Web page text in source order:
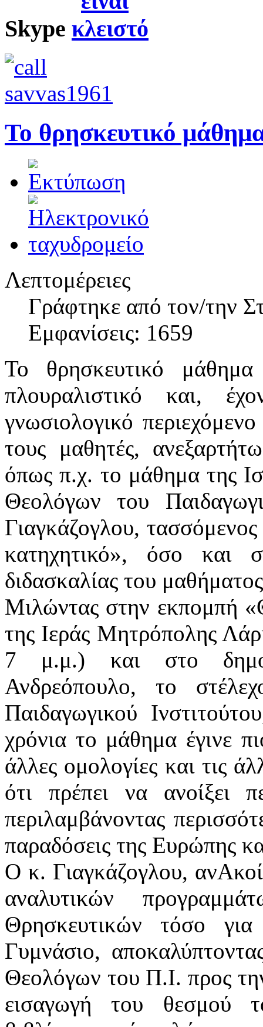
Skype
To θρησκευτικό
Λεπτομέρειες
Γράφτηκε από τον/την
Εμφανίσεις: 1659
To θρησκευτικό
πλουραλιστικό και,
γνωσιολογικό
τους μαθητές,
όπως π.χ. το μάθημα της
Θεολόγων του
Γιαγκάζογλου,
κατηχητικό», όσο και
διδασκαλίας του
Μιλώντας στην εκπομπή
της Ιεράς Μητρόπολης
7 μ.μ.) και στο
Ανδρεόπουλο, το
Παιδαγωγικού
χρόνια το μάθημα έγινε
άλλες ομολογίες και τις
ότι πρέπει να ανοίξει
περιλαμβάνοντας
παραδόσεις της Ευρώπης
Ο κ. Γιαγκάζογλου,
αναλυτικών
Θρησκευτικών τόσο
Γυμνάσιο,
Θεολόγων του Π.Ι. προς
εισαγωγή του θεσμού